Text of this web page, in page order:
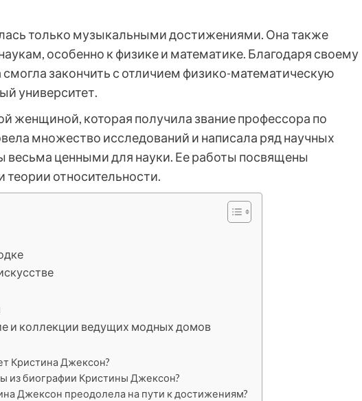
только музыкальными достижениями. Она также
особенно к физике и математике. Благодаря своему
смогла закончить с отличием физико-математическую
университет.
женщиной, которая получила звание профессора по
множество исследований и написала ряд научных
весьма ценными для науки. Ее работы посвящены
относительности.
и коллекции ведущих модных домов
Кристина Джексон?
из биографии Кристины Джексон?
Джексон преодолела на пути к достижениям?